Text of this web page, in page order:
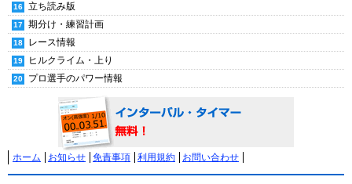
立ち読み版
期分け・練習計画
レース情報
ヒルクライム・上り
プロ選手のパワー情報
ホーム お知らせ 免責事項 利用規約 お問い合わせ